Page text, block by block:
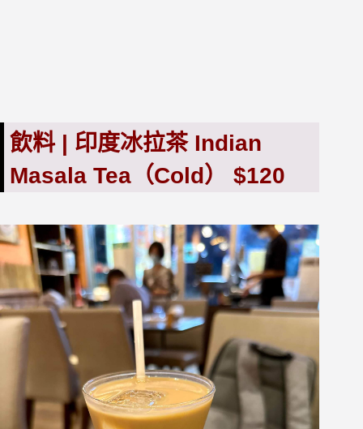
飲料 | 印度冰拉茶 Indian
Masala Tea（Cold） $120